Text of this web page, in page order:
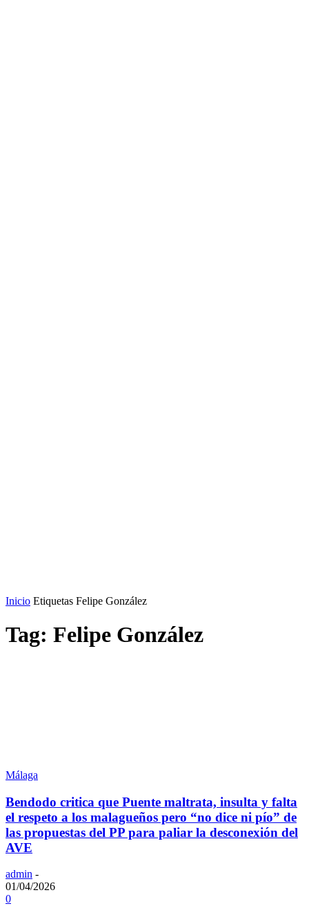
Inicio Etiquetas Felipe González
Tag: Felipe González
Málaga
Bendodo critica que Puente maltrata, insulta y falta
el respeto a los malagueños pero “no dice ni pío” de
las propuestas del PP para paliar la desconexión del
AVE
admin -
01/04/2026
0